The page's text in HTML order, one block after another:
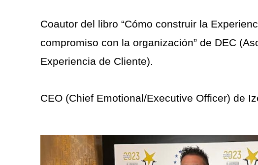
Coautor del libro “Cómo construir la
compromiso con la organización” de DEC
Experiencia de Cliente).
CEO (Chief Emotional/Executive Officer) de